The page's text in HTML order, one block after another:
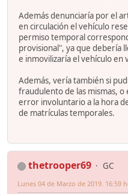
Además denunciaría por el
en circulación el vehículo
permiso temporal
provisional", ya que debería
e inmovilizaría el vehículo en
Además, vería también si
fraudulento de las mismas,
error involuntario a la hora
de matrículas temporales.
thetrooper69
GC
Lunes 04 de Marzo de 2019. 16:59